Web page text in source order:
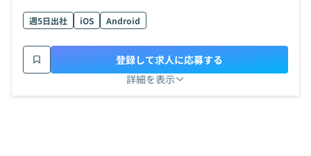
週5日出社 iOS Android
詳細を表示
登録して求人に応募する